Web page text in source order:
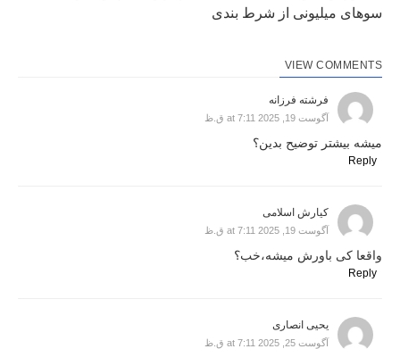
سوهای میلیونی از شرط بندی
VIEW COMMENTS
فرشته فرزانه
آگوست 19, 2025 at 7:11 ق.ظ
میشه بیشتر توضیح بدین؟
Reply
کیارش اسلامی
آگوست 19, 2025 at 7:11 ق.ظ
واقعا کی باورش میشه،خب؟
Reply
یحیی انصاری
آگوست 25, 2025 at 7:11 ق.ظ